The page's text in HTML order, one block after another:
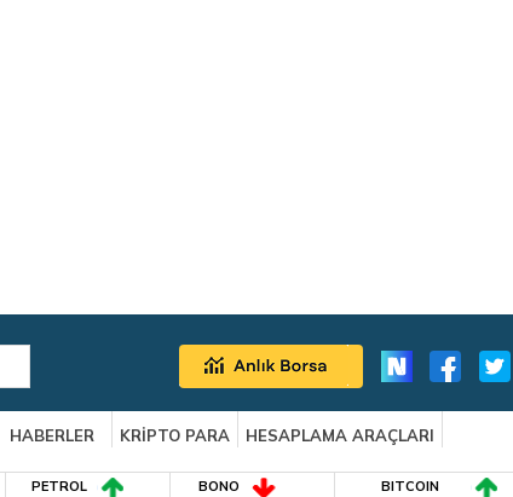
HABERLER KRİPTO PARA
HESAPLAMA ARAÇLARI
PETROL BONO BITCOIN